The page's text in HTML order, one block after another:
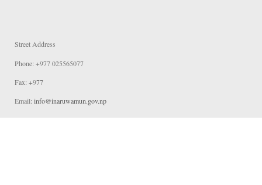
Street Address
Phone: +977 025565077
Fax: +977
Email: info@inaruwamun.gov.np